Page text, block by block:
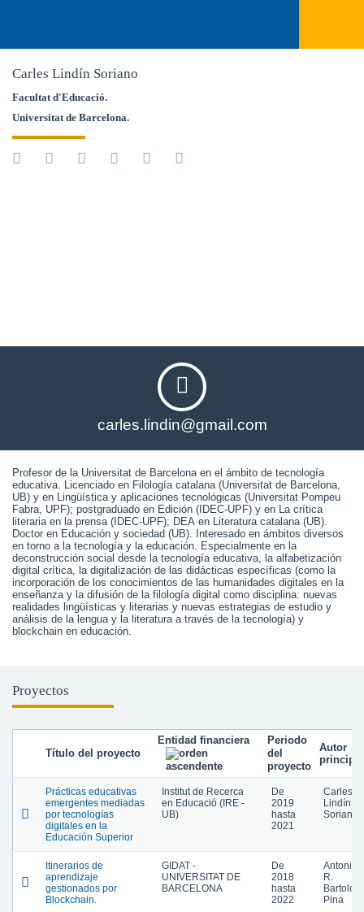
Carles Lindín Soriano
Facultat d'Educació.
Universitat de Barcelona.
carles.lindin@gmail.com
Profesor de la Universitat de Barcelona en el ámbito de tecnología
educativa. Licenciado en Filología catalana (Universitat de Barcelona, ​​
UB) y en Lingüística y aplicaciones tecnológicas (Universitat Pompeu
Fabra, UPF); postgraduado en Edición (IDEC-UPF) y en La crítica
literaria en la prensa (IDEC-UPF); DEA en Literatura catalana (UB).
Doctor en Educación y sociedad (UB). Interesado en ámbitos diversos
en torno a la tecnología y la educación. Especialmente en la
deconstrucción social desde la tecnología educativa, la alfabetización
digital crítica, la digitalización de las didácticas específicas (como la
incorporación de los conocimientos de las humanidades digitales en la
enseñanza y la difusión de la filología digital como disciplina: nuevas
realidades lingüísticas y literarias y nuevas estrategias de estudio y
análisis de la lengua y la literatura a través de la tecnología) y
Proyectos
Título del proyecto
Entidad financiera
Periodo
del
proyecto
Autor
principal
Prácticas educativas
emergentes mediadas
por tecnologías
digitales en la
Educación Superior
Institut de Recerca
en Educació (IRE -
UB)
De
2019
hasta
2021
Carles
Lindín
Soriano
Itinerarios de
aprendizaje
gestionados por
Blockchain.
GIDAT -
UNIVERSITAT DE
BARCELONA
De
2018
hasta
2022
Antonio
R.
Pina